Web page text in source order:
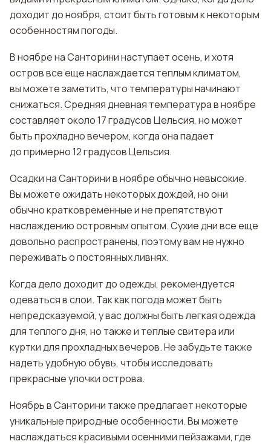
доходит до ноября, стоит быть готовым к некоторым
особенностям погоды.
В ноябре на Санторини наступает осень, и хотя
остров все еще наслаждается теплым климатом,
вы можете заметить, что температуры начинают
снижаться. Средняя дневная температура в ноябре
составляет около 17 градусов Цельсия, но может
быть прохладно вечером, когда она падает
до примерно 12 градусов Цельсия.
Осадки на Санторини в ноябре обычно невысокие.
Вы можете ожидать некоторых дождей, но они
обычно кратковременные и не препятствуют
наслаждению островным опытом. Сухие дни все еще
довольно распространены, поэтому вам не нужно
переживать о постоянных ливнях.
Когда дело доходит до одежды, рекомендуется
одеваться в слои. Так как погода может быть
непредсказуемой, у вас должны быть легкая одежда
для теплого дня, но также и теплые свитера или
куртки для прохладных вечеров. Не забудьте также
надеть удобную обувь, чтобы исследовать
прекрасные улочки острова.
Ноябрь в Санторини также предлагает некоторые
уникальные природные особенности. Вы можете
наслаждаться красивыми осенними пейзажами, где